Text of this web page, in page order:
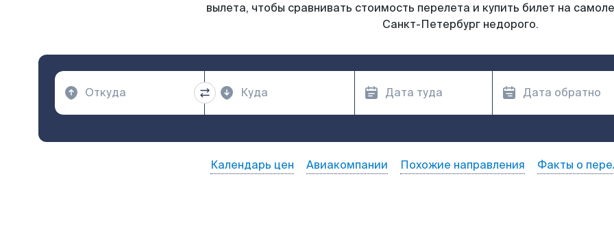
вылета, чтобы сравнивать стоимость перелета и купить билет на
Санкт-Петербург недорого.
Календарь цен Авиакомпании Похожие направления Факты о